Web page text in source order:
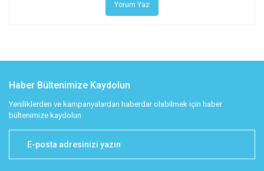
Yorum Yaz
Haber Bültenimize Kaydolun
Yeniliklerden ve kampanyalardan haberdar olabilmek için haber
bültenimize kaydolun